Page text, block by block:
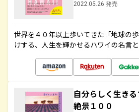
2022.05.26 発売
世界を４０年以上歩いてきた「地球の
けする、人生を輝かせるハワイの名言
自分らしく生き
絶景１００